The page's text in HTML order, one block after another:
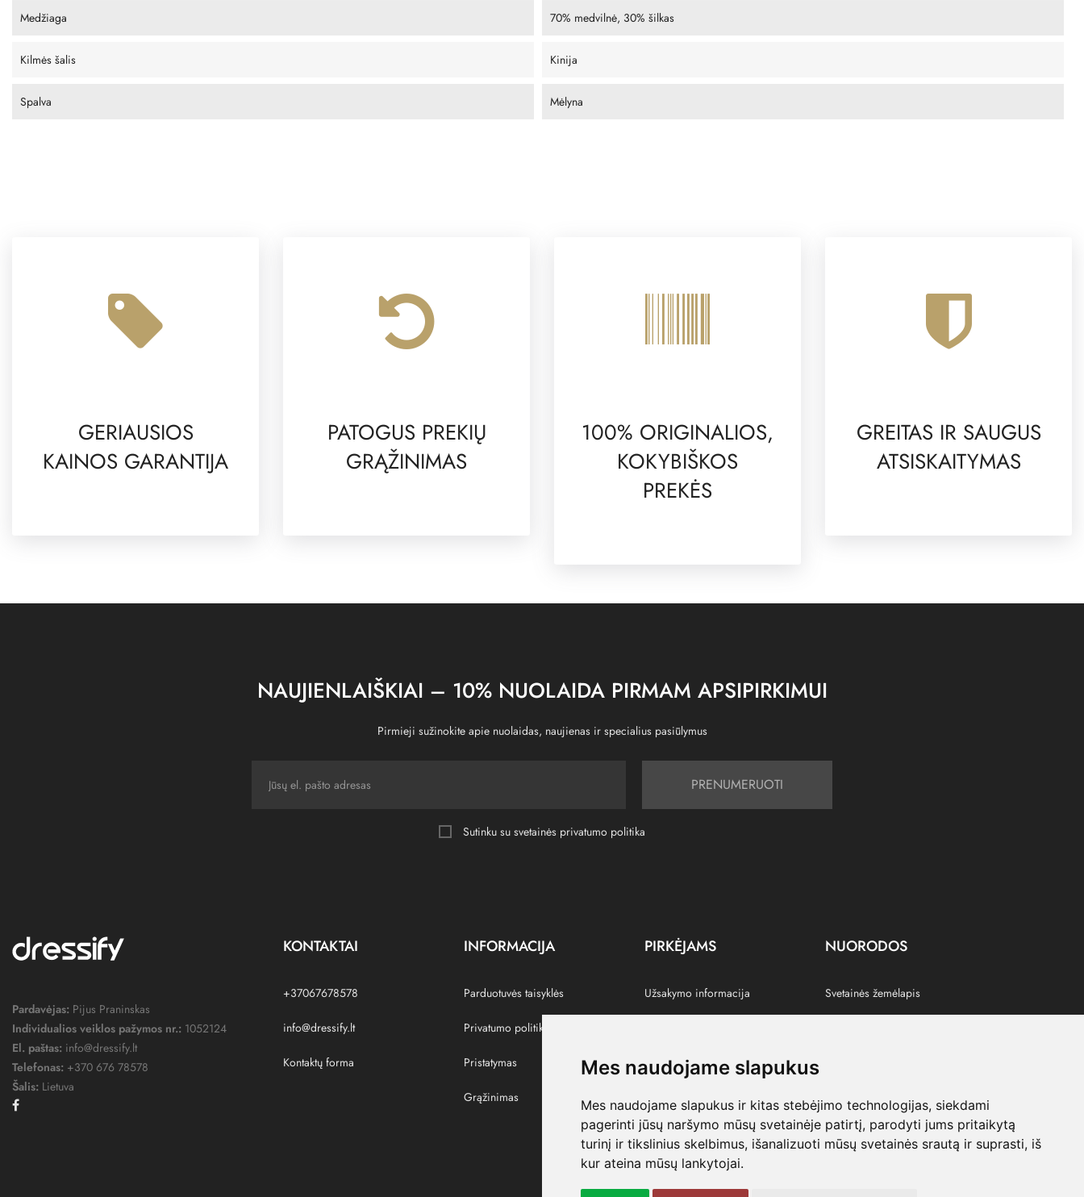
Mes naudojame slapukus
Mes naudojame slapukus ir kitas stebėjimo technologijas, siekdami
pagerinti jūsų naršymo mūsų svetainėje patirtį, parodyti jums pritaikytą
turinį ir tikslinius skelbimus, išanalizuoti mūsų svetainės srautą ir suprasti, iš
kur ateina mūsų lankytojai.
Medžiaga 70% medvilnė, 30% šilkas
Kilmės šalis Kinija
Spalva Mėlyna
GERIAUSIOS
KAINOS GARANTIJA
PATOGUS PREKIŲ
GRĄŽINIMAS
100% ORIGINALIOS,
KOKYBIŠKOS
PREKĖS
GREITAS IR SAUGUS
ATSISKAITYMAS
NAUJIENLAIŠKIAI – 10% NUOLAIDA PIRMAM APSIPIRKIMUI
Pirmieji sužinokite apie nuolaidas, naujienas ir specialius pasiūlymus
PRENUMERUOTI
Sutinku su svetainės privatumo politika
Pardavėjas: Pijus Praninskas
Individualios veiklos pažymos nr.: 1052124
El. paštas: info@dressify.lt
Telefonas: +370 676 78578
Šalis: Lietuva
KONTAKTAI
+37067678578
info@dressify.lt
Kontaktų forma
INFORMACIJA
Parduotuvės taisyklės
Privatumo politika
Pristatymas
Grąžinimas
PIRKĖJAMS
Užsakymo informacija
Paskyra
Pamėgtos prekės
NUORODOS
Svetainės žemėlapis